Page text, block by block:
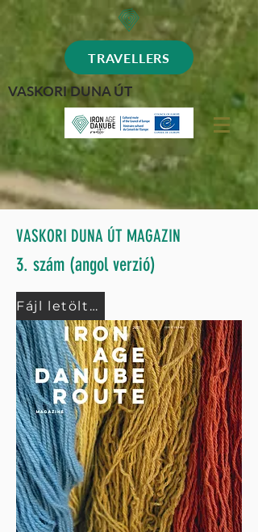
TRAVELLERS
VASKORI DUNA ÚT
VASKORI DUNA ÚT MAGAZIN
3. szám (angol verzió)
Fájl letöltése